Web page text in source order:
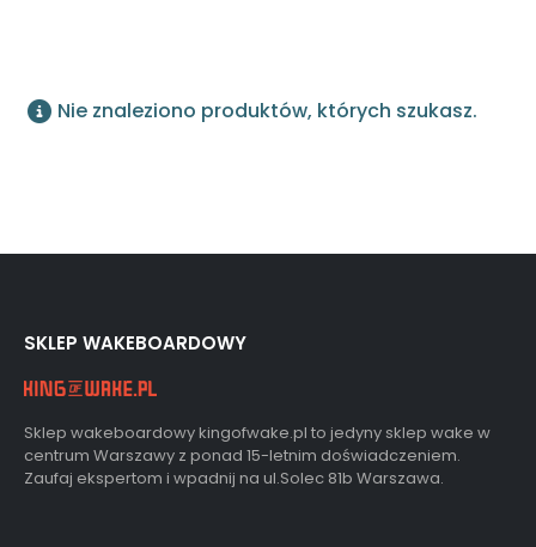
Nie znaleziono produktów, których szukasz.
SKLEP WAKEBOARDOWY
Sklep wakeboardowy kingofwake.pl to jedyny sklep wake w
centrum Warszawy z ponad 15-letnim doświadczeniem.
Zaufaj ekspertom i wpadnij na ul.Solec 81b Warszawa.